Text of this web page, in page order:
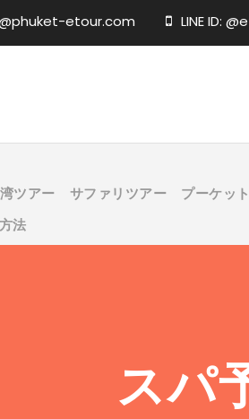
etour.com LINE ID:
ツアー サファリツアー プーケッ
法
スパ